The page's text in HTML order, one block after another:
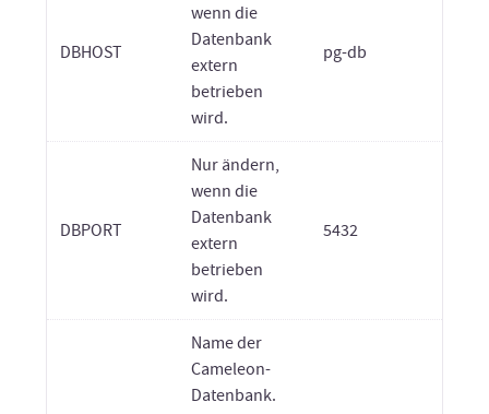
DBHOST
wenn die
Datenbank
extern
betrieben
wird.
pg-db
DBPORT
Nur ändern,
wenn die
Datenbank
extern
betrieben
wird.
5432
Name der
Cameleon-
Datenbank.